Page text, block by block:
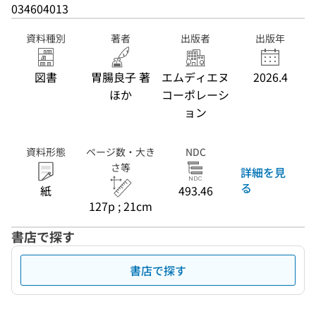
034604013
資料種別
図書
著者
胃腸良子 著
ほか
出版者
エムディエヌ
コーポレーシ
ョン
出版年
2026.4
資料形態
紙
ページ数・大き
さ等
127p ; 21cm
NDC
493.46
詳細を見
る
書店で探す
書店で探す